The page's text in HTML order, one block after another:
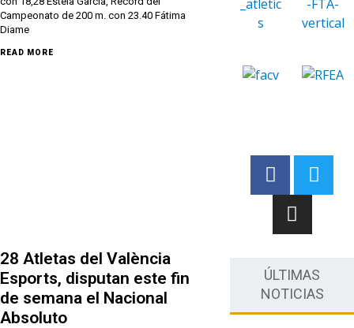
Campeonato de 200 m. con 23.40 Fátima
Diame
READ MORE
28 Atletas del València
Esports, disputan este fin
de semana el Nacional
Absoluto
ÚLTIMAS
NOTICIAS